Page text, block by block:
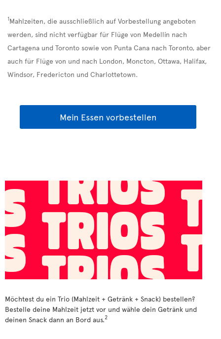
1Mahlzeiten, die ausschließlich auf Vorbestellung angeboten
werden, sind nicht verfügbar für Flüge von Medellín nach
Cartagena und Toronto sowie von Punta Cana nach Toronto, aber
auch für Flüge von und nach London, Moncton, Ottawa, Halifax,
Windsor, Fredericton und Charlottetown.
Mein Essen vorbestellen
Möchtest du ein Trio (Mahlzeit + Getränk + Snack) bestellen?
Bestelle deine Mahlzeit jetzt vor und wähle dein Getränk und
deinen Snack dann an Bord aus.2